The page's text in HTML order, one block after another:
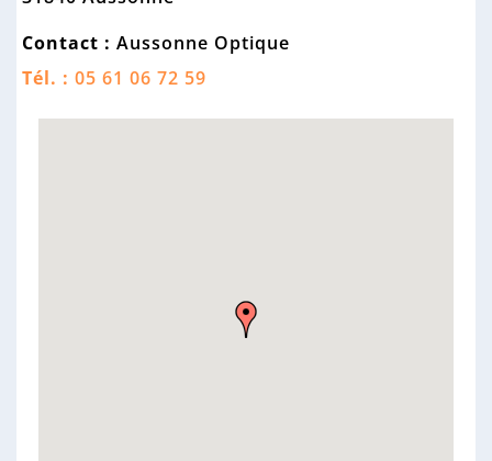
Contact : Aussonne Optique
Tél. : 05 61 06 72 59